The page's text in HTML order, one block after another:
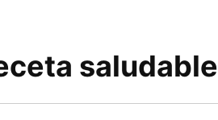
saludable